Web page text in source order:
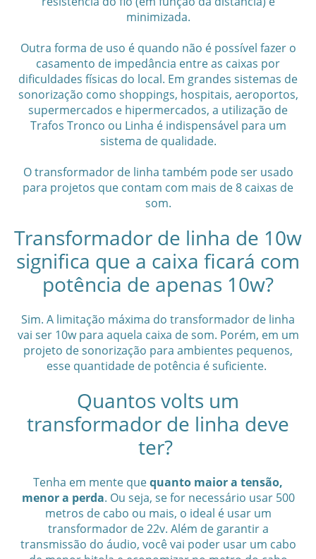
minimizada.
Outra forma de uso é quando não é possível fazer o
casamento de impedância entre as caixas por
dificuldades físicas do local. Em grandes sistemas de
sonorização como shoppings, hospitais, aeroportos,
supermercados e hipermercados, a utilização de
Trafos Tronco ou Linha é indispensável para um
sistema de qualidade.
O transformador de linha também pode ser usado
para projetos que contam com mais de 8 caixas de
som.
Transformador de linha de 10w
significa que a caixa ficará com
potência de apenas 10w?
Sim. A limitação máxima do transformador de linha
vai ser 10w para aquela caixa de som. Porém, em um
projeto de sonorização para ambientes pequenos,
esse quantidade de potência é suficiente.
Quantos volts um
transformador de linha deve
ter?
Tenha em mente quequanto maior a tensão,
menor a perda. Ou seja, se for necessário usar 500
metros de cabo ou mais, o ideal é usar um
transformador de 22v. Além de garantir a
transmissão do áudio, você vai poder usar um cabo